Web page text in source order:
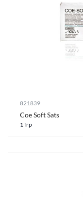
821839
Coe Soft Sats
1 frp